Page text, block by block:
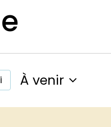
À venir
une